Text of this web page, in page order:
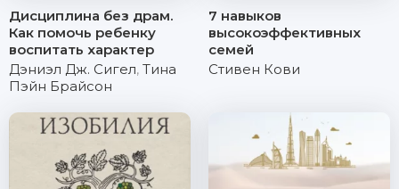
Дисциплина без драм.
Как помочь ребенку
воспитать характер
Дэниэл Дж. Сигел, Тина
Пэйн Брайсон
7 навыков
высокоэффективных
семей
Стивен Кови